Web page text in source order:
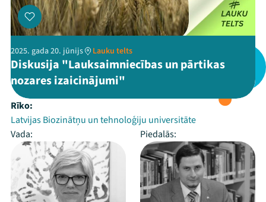
2025. gada 20. jūnijs Lauku telts
Diskusija "Lauksaimniecības un pārtikas
nozares izaicinājumi"
Rīko:
Latvijas Biozinātņu un tehnoloģiju universitāte
Vada:
Piedalās: